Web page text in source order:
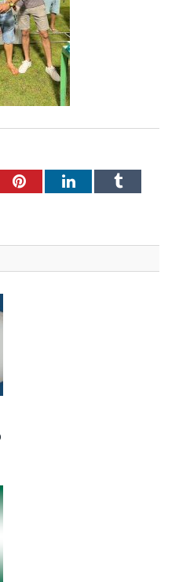
PinterestLinkedInTumblr